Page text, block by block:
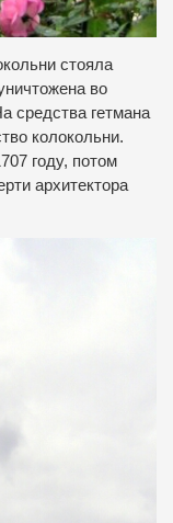
стояла
во
средства гетмана
колокольни.
году, потом
архитектора